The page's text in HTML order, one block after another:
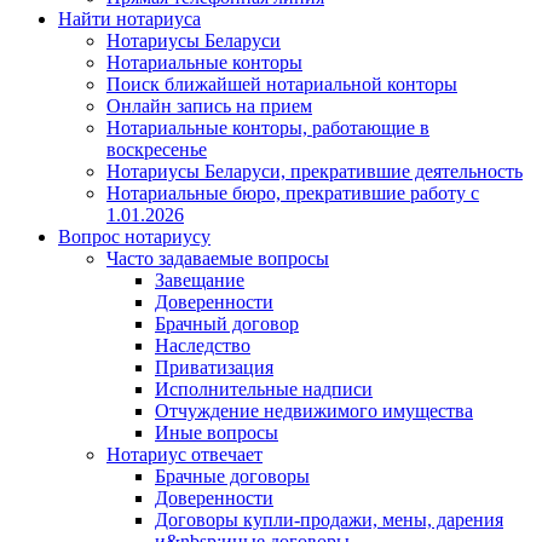
Найти нотариуса
Нотариусы Беларуси
Нотариальные конторы
Поиск ближайшей нотариальной конторы
Онлайн запись на прием
Нотариальные конторы, работающие в
воскресенье
Нотариусы Беларуси, прекратившие деятельность
Нотариальные бюро, прекратившие работу с
1.01.2026
Вопрос нотариусу
Часто задаваемые вопросы
Завещание
Доверенности
Брачный договор
Наследство
Приватизация
Исполнительные надписи
Отчуждение недвижимого имущества
Иные вопросы
Нотариус отвечает
Брачные договоры
Доверенности
Договоры купли-продажи, мены, дарения